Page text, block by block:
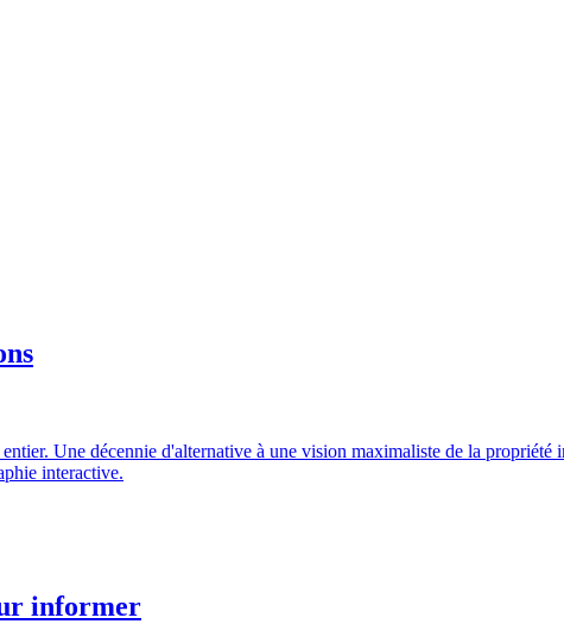
Une décennie d'alternative à une vision maximaliste de la
interactive.
informer